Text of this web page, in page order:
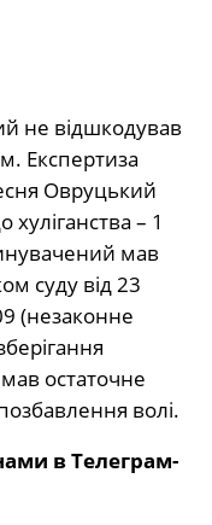
не відшкодував
Експертиза
Овруцький
– 1
мав
суду від 23
(незаконне
остаточне
волі.
в Телеграм-